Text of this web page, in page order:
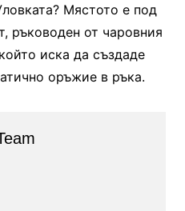
Мястото е под
ръководен от чаровния
иска да създаде
оръжие в ръка.